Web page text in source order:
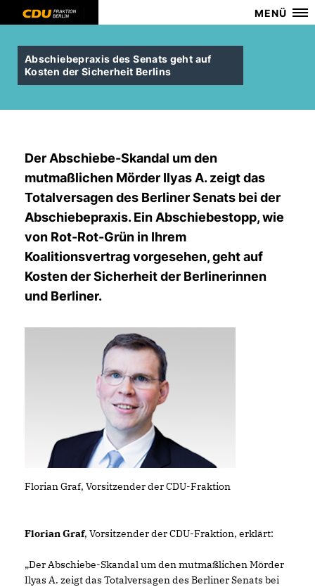
MENÜ
Abschiebepraxis des Senats geht auf
Kosten der Sicherheit Berlins
Der Abschiebe-Skandal um den
mutmaßlichen Mörder Ilyas A. zeigt das
Totalversagen des Berliner Senats bei der
Abschiebepraxis. Ein Abschiebestopp, wie
von Rot-Rot-Grün in Ihrem
Koalitionsvertrag vorgesehen, geht auf
Kosten der Sicherheit der Berlinerinnen
und Berliner.
Florian Graf, Vorsitzender der CDU-Fraktion
Florian Graf, Vorsitzender der CDU-Fraktion, erklärt:
Der Abschiebe-Skandal um den mutmaßlichen Mörder
Ilyas A. zeigt das Totalversagen des Berliner Senats bei